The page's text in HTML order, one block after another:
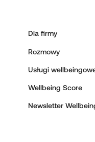
Dla firmy
Rozmowy
Usługi
Wellbeing Score
Newsletter